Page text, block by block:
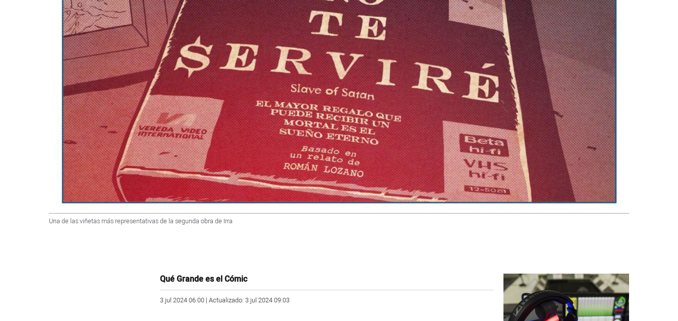
Una de las viñetas más representativas de la segunda obra de Irra
Qué Grande es el Cómic
3 jul 2024 06:00 | Actualizado: 3 jul 2024 09:03